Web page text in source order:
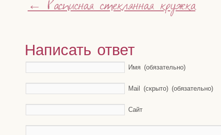
←Расписная стеклянная кружка
Написать ответ
Имя (обязательно)
Mail (скрыто) (обязательно)
Сайт